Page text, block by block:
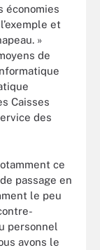
économies
et
»
de
Caisses
des
ce
passage en
le peu
personnel
avons le